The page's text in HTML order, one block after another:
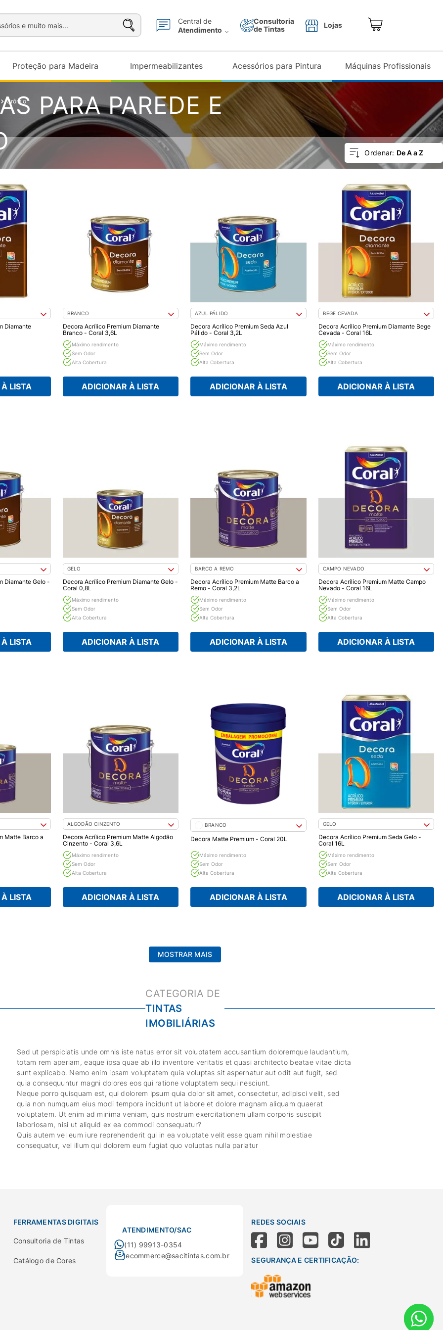
e muito mais...
Central de
Atendimento
Consultoria
de Tintas
Lojas
Proteção para Madeira Impermeabilizantes Acessórios para Pintura Máquinas Profissionais
Crômio
PARA PAREDE E
De A a Z
Diamante
LISTA
BRANCO
Decora Acrílico Premium Diamante
Branco - Coral 3,6L
Máximo rendimento
Sem Odor
Alta Cobertura
ADICIONAR À LISTA
AZUL PÁLIDO
Decora Acrílico Premium Seda Azul
Pálido - Coral 3,2L
Máximo rendimento
Sem Odor
Alta Cobertura
ADICIONAR À LISTA
BEGE CEVADA
Decora Acrílico Premium Diamante Bege
Cevada - Coral 16L
Máximo rendimento
Sem Odor
Alta Cobertura
ADICIONAR À LISTA
Diamante Gelo -
LISTA
GELO
Decora Acrílico Premium Diamante Gelo -
Coral 0,8L
Máximo rendimento
Sem Odor
Alta Cobertura
ADICIONAR À LISTA
BARCO A REMO
Decora Acrílico Premium Matte Barco a
Remo - Coral 3,2L
Máximo rendimento
Sem Odor
Alta Cobertura
ADICIONAR À LISTA
CAMPO NEVADO
Decora Acrílico Premium Matte Campo
Nevado - Coral 16L
Máximo rendimento
Sem Odor
Alta Cobertura
ADICIONAR À LISTA
Matte Barco a
LISTA
ALGODÃO CINZENTO
Decora Acrílico Premium Matte Algodão
Cinzento - Coral 3,6L
Máximo rendimento
Sem Odor
Alta Cobertura
ADICIONAR À LISTA
BRANCO
Decora Matte Premium - Coral 20L
Máximo rendimento
Sem Odor
Alta Cobertura
ADICIONAR À LISTA
GELO
Decora Acrílico Premium Seda Gelo -
Coral 16L
Máximo rendimento
Sem Odor
Alta Cobertura
ADICIONAR À LISTA
MOSTRAR MAIS
TINTAS
IMOBILIÁRIAS
Sed ut perspiciatis unde omnis iste natus error sit voluptatem accusantium doloremque laudantium,
totam rem aperiam, eaque ipsa quae ab illo inventore veritatis et quasi architecto beatae vitae dicta
sunt explicabo. Nemo enim ipsam voluptatem quia voluptas sit aspernatur aut odit aut fugit, sed
quia consequuntur magni dolores eos qui ratione voluptatem sequi nesciunt.
Neque porro quisquam est, qui dolorem ipsum quia dolor sit amet, consectetur, adipisci velit, sed
quia non numquam eius modi tempora incidunt ut labore et dolore magnam aliquam quaerat
voluptatem. Ut enim ad minima veniam, quis nostrum exercitationem ullam corporis suscipit
laboriosam, nisi ut aliquid ex ea commodi consequatur?
Quis autem vel eum iure reprehenderit qui in ea voluptate velit esse quam nihil molestiae
consequatur, vel illum qui dolorem eum fugiat quo voluptas nulla pariatur
FERRAMENTAS DIGITAIS
Consultoria de Tintas
Catálogo de Cores
ATENDIMENTO/SAC
(11) 99913-0354
ecommerce@sacitintas.com.br
REDES SOCIAIS
SEGURANÇA E CERTIFICAÇÃO: